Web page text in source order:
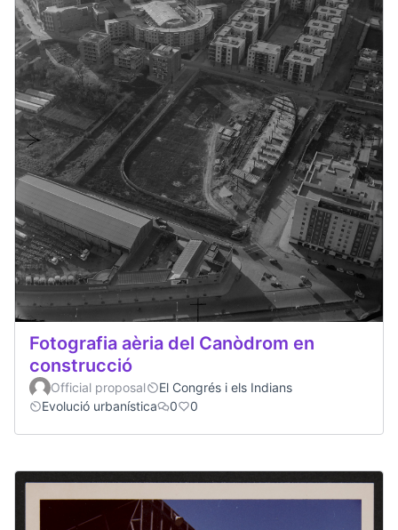
Fotografia aèria del Canòdrom en
construcció
Official proposal
El Congrés i els Indians
Evolució urbanística
0 0